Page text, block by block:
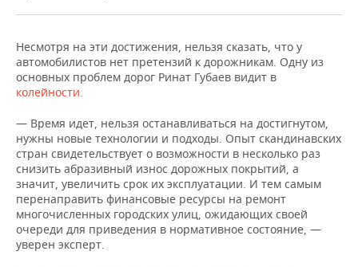
Несмотря на эти достижения, нельзя сказать, что у
автомобилистов нет претензий к дорожникам. Одну из
основных проблем дорог Ринат Губаев видит в
колейности.
— Время идет, нельзя останавливаться на достигнутом,
нужны новые технологии и подходы. Опыт скандинавских
стран свидетельствует о возможности в несколько раз
снизить абразивный износ дорожных покрытий, а
значит, увеличить срок их эксплуатации. И тем самым
перенаправить финансовые ресурсы на ремонт
многочисленных городских улиц, ожидающих своей
очереди для приведения в нормативное состояние, —
уверен эксперт.